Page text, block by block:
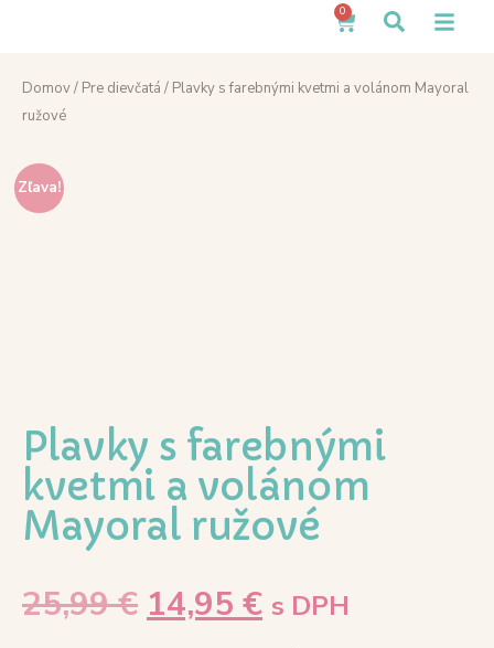
0
Domov/ Pre dievčatá / Plavky s farebnými kvetmi a volánom Mayoral
ružové
Zľava!
Plavky s farebnými
kvetmi a volánom
Mayoral ružové
25,99€ 14,95 € s DPH